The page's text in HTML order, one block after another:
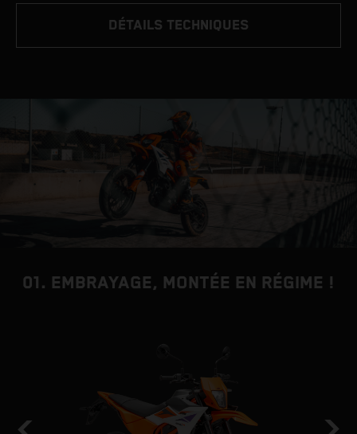
DÉTAILS TECHNIQUES
01. EMBRAYAGE, MONTÉE EN RÉGIME !